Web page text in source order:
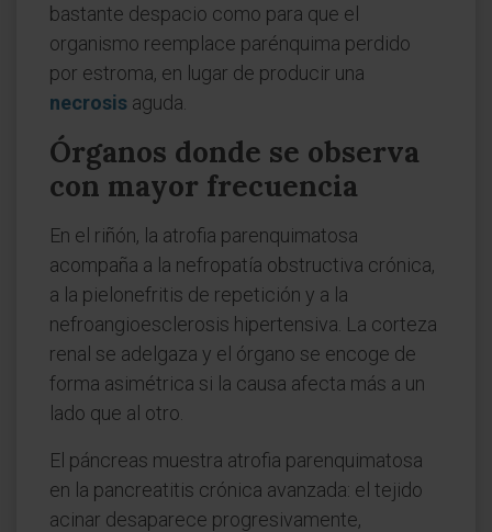
bastante despacio como para que el
organismo reemplace parénquima perdido
por estroma, en lugar de producir una
necrosis aguda.
Órganos donde se observa
con mayor frecuencia
En el riñón, la atrofia parenquimatosa
acompaña a la nefropatía obstructiva crónica,
a la pielonefritis de repetición y a la
nefroangioesclerosis hipertensiva. La corteza
renal se adelgaza y el órgano se encoge de
forma asimétrica si la causa afecta más a un
lado que al otro.
El páncreas muestra atrofia parenquimatosa
en la pancreatitis crónica avanzada: el tejido
acinar desaparece progresivamente,